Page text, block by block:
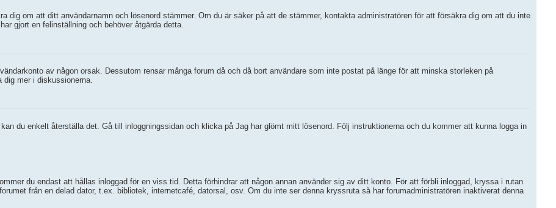
dig om att ditt användarnamn och lösenord stämmer. Om du är säker på att de stämmer, kontakta administratören för att försäkra dig om att du inte
gjort en felinställning och behöver åtgärda detta.
av någon orsak. Dessutom rensar många forum då och då bort användare som inte postat på länge för att minska storleken på
mer i diskussionerna.
du enkelt återställa det. Gå till inloggningssidan och klicka på Jag har glömt mitt lösenord. Följ instruktionerna och du kommer att kunna logga in
du endast att hållas inloggad för en viss tid. Detta förhindrar att någon annan använder sig av ditt konto. För att förbli inloggad, kryssa i rutan
från en delad dator, t.ex. bibliotek, internetcafé, datorsal, osv. Om du inte ser denna kryssruta så har forumadministratören inaktiverat denna